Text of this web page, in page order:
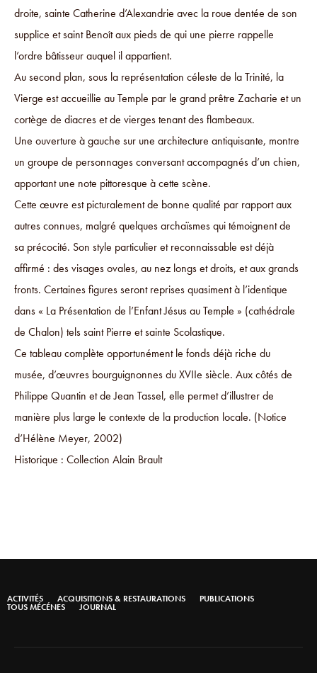
droite, sainte Catherine d’Alexandrie avec la roue dentée de son
supplice et saint Benoît aux pieds de qui une pierre rappelle
l’ordre bâtisseur auquel il appartient.
Au second plan, sous la représentation céleste de la Trinité, la
Vierge est accueillie au Temple par le grand prêtre Zacharie et un
cortège de diacres et de vierges tenant des flambeaux.
Une ouverture à gauche sur une architecture antiquisante, montre
un groupe de personnages conversant accompagnés d’un chien,
apportant une note pittoresque à cette scène.
Cette œuvre est picturalement de bonne qualité par rapport aux
autres connues, malgré quelques archaïsmes qui témoignent de
sa précocité. Son style particulier et reconnaissable est déjà
affirmé : des visages ovales, au nez longs et droits, et aux grands
fronts. Certaines figures seront reprises quasiment à l’identique
dans « La Présentation de l’Enfant Jésus au Temple » (cathédrale
de Chalon) tels saint Pierre et sainte Scolastique.
Ce tableau complète opportunément le fonds déjà riche du
musée, d’œuvres bourguignonnes du XVIIe siècle. Aux côtés de
Philippe Quantin et de Jean Tassel, elle permet d’illustrer de
manière plus large le contexte de la production locale. (Notice
d’Hélène Meyer, 2002)
Historique : Collection Alain Brault
ACTIVITÉS ACQUISITIONS & RESTAURATIONS PUBLICATIONS
TOUS MÉCÉNES JOURNAL